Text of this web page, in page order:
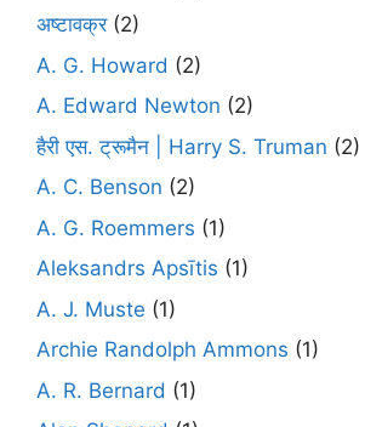
अष्टावक्र(2)
A. G. Howard (2)
A. Edward Newton (2)
हैरी एस. ट्रूमैन | Harry S. Truman (2)
A. C. Benson (2)
A. G. Roemmers (1)
Aleksandrs Apsītis (1)
A. J. Muste (1)
Archie Randolph Ammons (1)
A. R. Bernard (1)